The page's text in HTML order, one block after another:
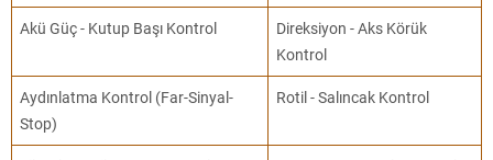
Akü Güç - Kutup Başı Kontrol
Direksiyon - Aks Körük
Kontrol
Aydınlatma Kontrol (Far-Sinyal-
Stop)
Rotil - Salıncak Kontrol